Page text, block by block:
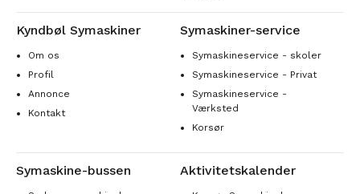
Kyndbøl Symaskiner
Om os
Profil
Annonce
Kontakt
Symaskiner-service
Symaskineservice - skoler
Symaskineservice - Privat
Symaskineservice -
Værksted
Korsør
Symaskine-bussen Aktivitetskalender